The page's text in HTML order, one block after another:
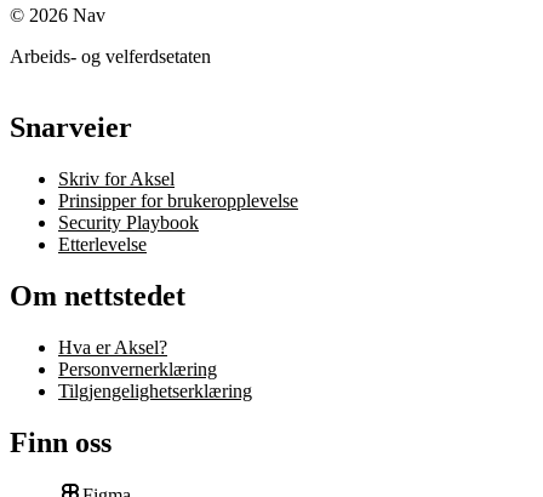
© 2026 Nav
Arbeids- og velferdsetaten
Snarveier
Skriv for Aksel
Prinsipper for brukeropplevelse
Security Playbook
Etterlevelse
Om nettstedet
Hva er Aksel?
Personvernerklæring
Tilgjengelighetserklæring
Finn oss